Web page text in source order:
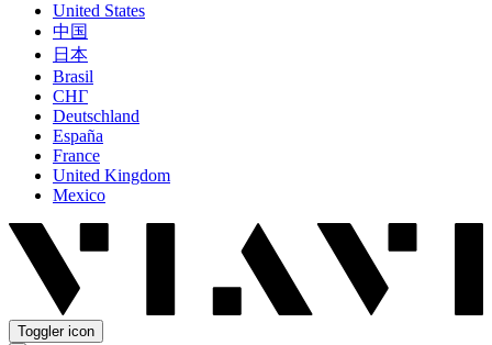
United States
中国
日本
Brasil
СНГ
Deutschland
España
France
United Kingdom
Mexico
Toggler icon